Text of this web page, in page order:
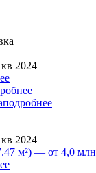
2024
подробнее
2024
м²) — от 4,0 млн